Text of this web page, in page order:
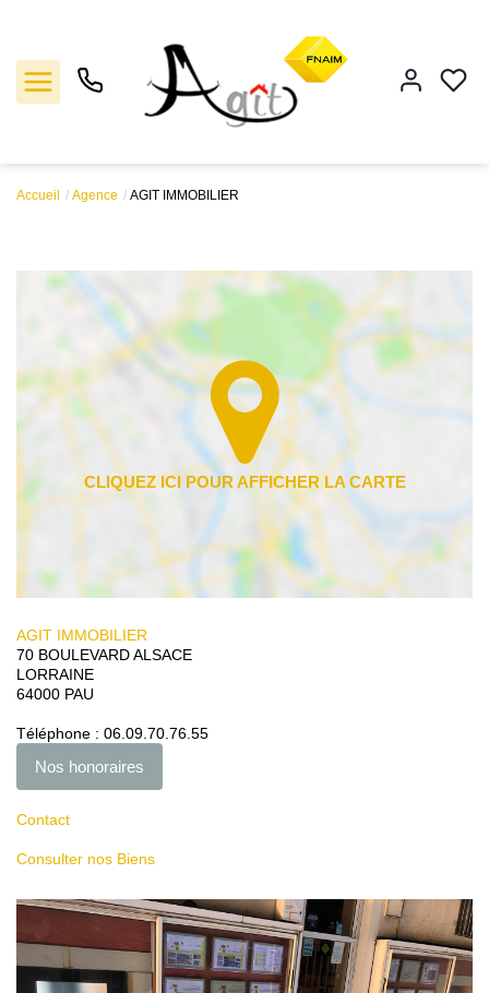
Location
Gestion
Notre agence
Accueil Agence AGIT IMMOBILIER
AGIT IMMOBILIER
70 BOULEVARD ALSACE
LORRAINE
64000 PAU
Téléphone : 06.09.70.76.55
Nos honoraires
Contact
Consulter nos Biens